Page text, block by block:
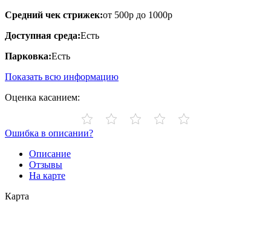
Средний чек стрижек:от 500р до 1000р
Доступная среда:Есть
Парковка:Есть
Показать всю информацию
Оценка касанием:
Ошибка в описании?
Описание
Отзывы
На карте
Карта